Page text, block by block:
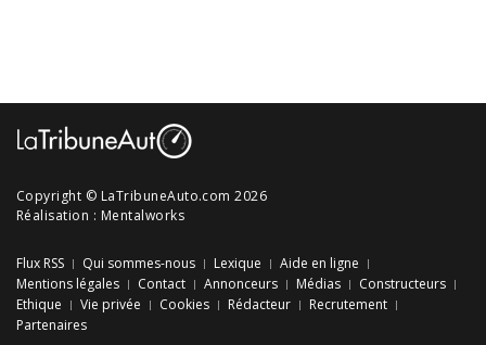
Copyright © LaTribuneAuto.com 2026
Réalisation : Mentalworks
Flux RSS Qui sommes-nous Lexique
Aide en ligne
Mentions légales
Contact Annonceurs Médias
Constructeurs
Ethique
Vie privée Cookies Rédacteur
Recrutement
Partenaires